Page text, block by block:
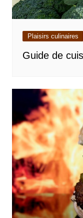
Plaisirs culinaires
Guide de